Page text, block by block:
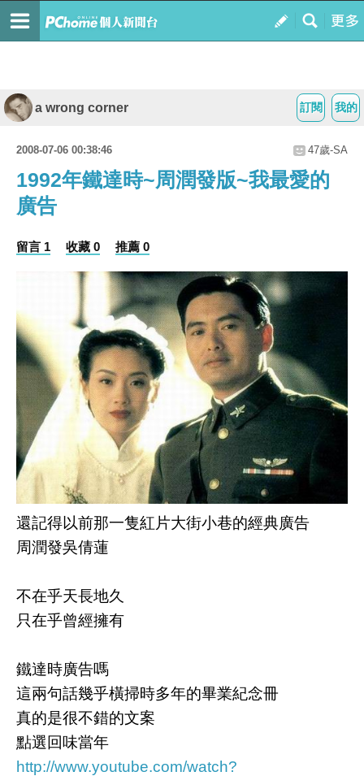
我的
訂閱
a wrong corner
2008-07-06 00:38:46 47歲-SA
1992年鐵達時~周潤發版~我最愛的
廣告
留言 1 收藏 0 推薦 0
還記得以前那一隻紅片大街小巷的經典廣告
周潤發吳倩蓮
不在乎天長地久
只在乎曾經擁有
鐵達時廣告嗎
這兩句話幾乎橫掃時多年的畢業紀念冊
真的是很不錯的文案
點選回味當年
http://www.youtube.com/watch?